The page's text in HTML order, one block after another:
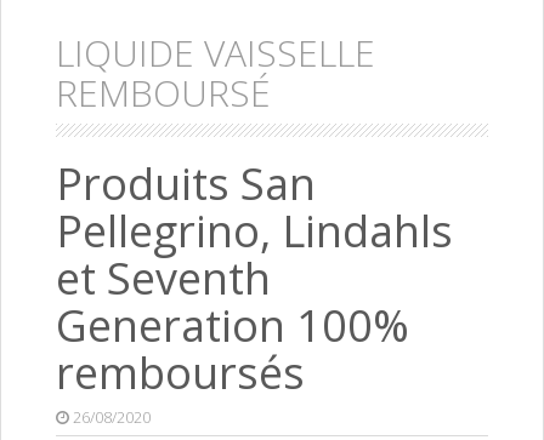
LIQUIDE VAISSELLE
REMBOURSÉ
Produits San
Pellegrino, Lindahls
et Seventh
Generation 100%
remboursés
26/08/2020